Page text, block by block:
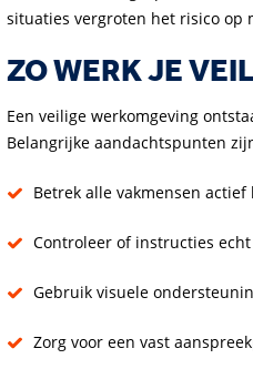
situaties vergroten het risico op
ZO WERK JE
Een veilige werkomgeving
Belangrijke aandachtspunten
Betrek alle vakmensen
Controleer of instructies
Gebruik visuele
Zorg voor een vast